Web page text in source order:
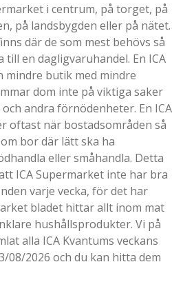
i centrum, på torget, på
på landsbygden eller på nätet.
där de som mest behövs så
till en dagligvaruhandel. En ICA
mindre butik med mindre
dom inte på viktiga saker
andra förnödenheter. En ICA
oftast när bostadsområden så
bor där lätt ska ha
eller småhandla. Detta
ICA Supermarket inte har bra
varje vecka, för det har
bladet hittar allt inom mat
hushållsprodukter. Vi på
alla ICA Kvantums veckans
08/2026 och du kan hitta dem